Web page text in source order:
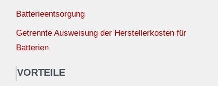
Batterieentsorgung
Getrennte Ausweisung der Herstellerkosten für
Batterien
VORTEILE